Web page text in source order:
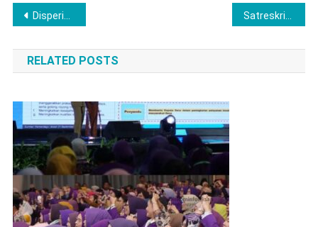
Post
navigation
Disperindagsar Kabupaten Musi Rawas Bersama Perum Bulog Gelar Operasi Pasar Murah
RELATED POSTS